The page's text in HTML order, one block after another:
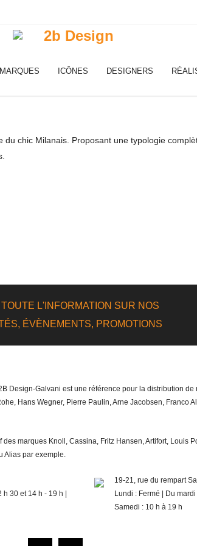
MARQUES ICÔNES DESIGNERS
du chic Milanais. Proposant une typologie
L'INFORMATION SUR NOS
ÉVÈNEMENTS, PROMOTIONS
Design-Galvani est une référence pour la distribution
Hans Wegner, Pierre Paulin, Arne Jacobsen, Franco
marques Knoll, Cassina, Fritz Hansen, Artifort, Louis
Alias par exemple.
30 et 14 h - 19 h |
19-21, rue du rempart
Lundi : Fermé | Du
Samedi : 10 h à 19 h